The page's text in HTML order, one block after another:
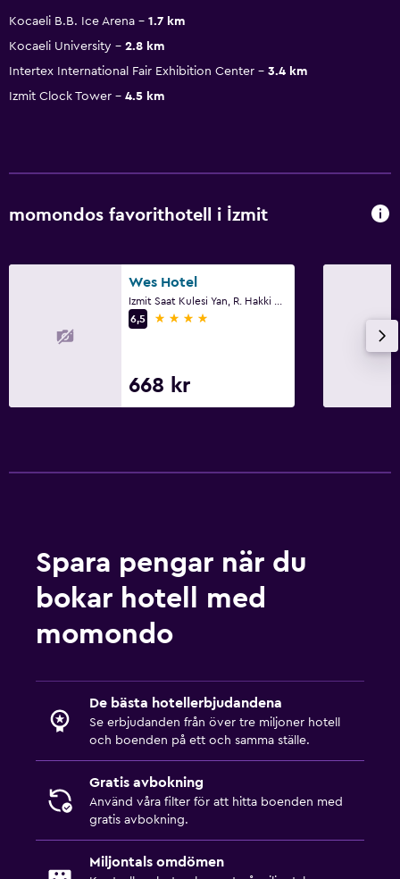
Kocaeli B.B. Ice Arena
1.7 km
Kocaeli University
2.8 km
Intertex International Fair Exhibition Center
3.4 km
Izmit Clock Tower
4.5 km
momondos favorithotell i İzmit
Wes Hotel
6,5
4 stjärnor
668 kr
Spara pengar när du
bokar hotell med
momondo
De bästa hotellerbjudandena
Se erbjudanden från över tre miljoner hotell
och boenden på ett och samma ställe.
Gratis avbokning
Använd våra filter för att hitta boenden med
gratis avbokning.
Miljontals omdömen